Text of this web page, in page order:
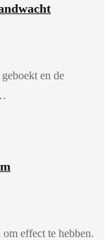
en de
effect te hebben.